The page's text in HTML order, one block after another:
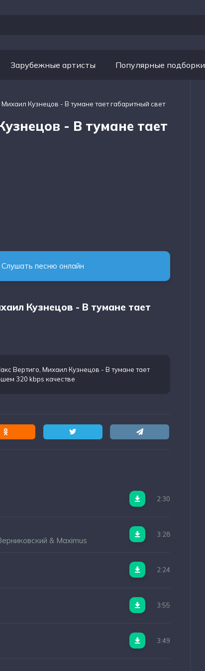
Зарубежные артисты Популярные подборки
Кузнецов - В тумане тает габаритный свет
- В тумане тает
Слушать песню онлайн
Кузнецов - В тумане тает
Вертиго, Михаил Кузнецов - В тумане тает
320 kbps качестве
2:30
& Maximus
3:28
2:24
3:55
3:49